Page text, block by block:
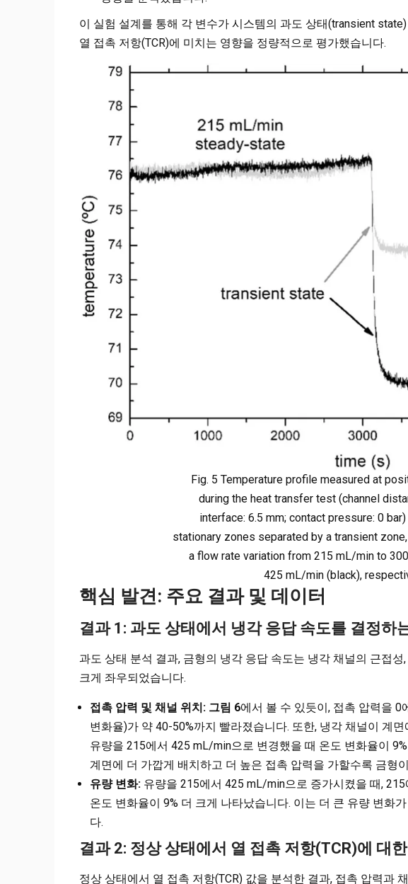
이 실험 설계를 통해 각 변수가 시스템의 과도 상태(transient
열 접촉 저항(TCR)에 미치는 영향을 정량적으로 평가했습니다.
Fig. 5 Temperature profile measured at
during the heat transfer test (channel
interface: 6.5 mm; contact pressure: 0
stationary zones separated by a transient
a flow rate variation from 215 mL/min to
425 mL/min (black),
핵심 발견: 주요 결과 및 데이터
결과 1: 과도 상태에서 냉각 응답 속도를 결정하
과도 상태 분석 결과, 금형의 냉각 응답 속도는 냉각 채널의 근접
크게 좌우되었습니다.
접촉 압력 및 채널 위치: 그림 6에서 볼 수 있듯이, 접촉 압력을
변화율)가 약 40-50%까지 빨라졌습니다. 또한, 냉각 채널이 계
유량을 215에서 425 mL/min으로 변경했을 때 온도 변화율이
계면에 더 가깝게 배치하고 더 높은 접촉 압력을 가할수록 금형
유량 변화: 유량을 215에서 425 mL/min으로 증가시켰을 때,
온도 변화율이 9% 더 크게 나타났습니다. 이는 더 큰 유량 변화
다.
결과 2: 정상 상태에서 열 접촉 저항(TCR)에 대
정상 상태에서 열 접촉 저항(TCR) 값을 분석한 결과, 접촉 압력과